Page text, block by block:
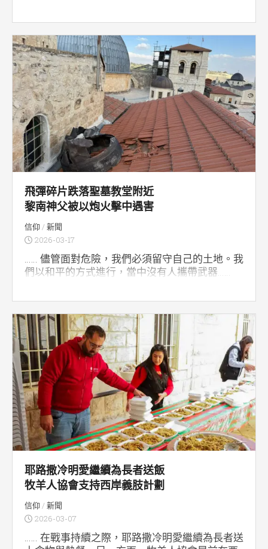
飛彈碎片跌落聖墓教堂附近
黎南神父被以炮火擊中遇害
信仰 /新聞
2026-03-17
…… 儘管面對危險，我們必須留守自己的土地。我
們以和平的方式進行，當中沒有人攜帶武器……
耶路撒冷明愛繼續為長者送飯
牧羊人協會支持西岸義肢計劃
信仰 /新聞
2026-03-07
…… 在戰事持續之際，耶路撒冷明愛繼續為長者送